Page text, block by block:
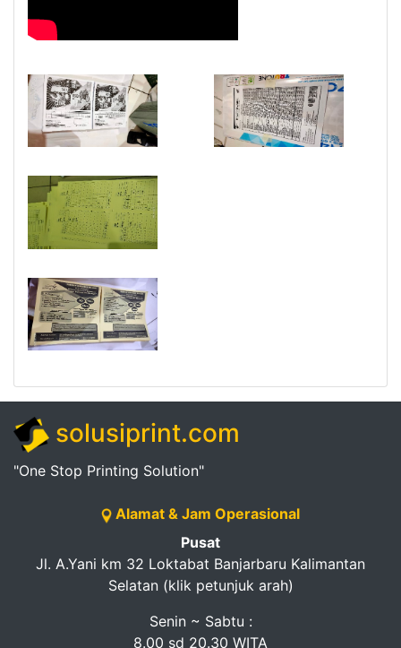
solusiprint.com
"One Stop Printing Solution"
Alamat & Jam Operasional
Pusat
Jl. A.Yani km 32 Loktabat Banjarbaru Kalimantan
Selatan (klik petunjuk arah)
Senin ~ Sabtu :
8.00 sd 20.30 WITA